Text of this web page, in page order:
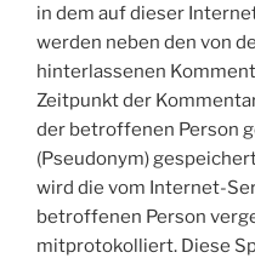
in dem auf dieser
werden neben den von
hinterlassenen
Zeitpunkt der
der betroffenen Person
(Pseudonym)
wird die vom Internet-
betroffenen Person
mitprotokolliert. Diese